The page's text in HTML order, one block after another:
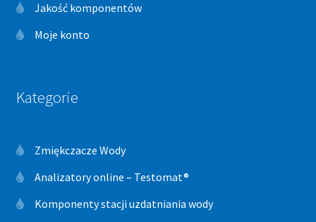
Jakość komponentów
Moje konto
Kategorie
Zmiękczacze Wody
Analizatory online – Testomat®
Komponenty stacji uzdatniania wody